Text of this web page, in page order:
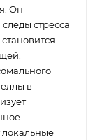
Он
стресса
в
локальные